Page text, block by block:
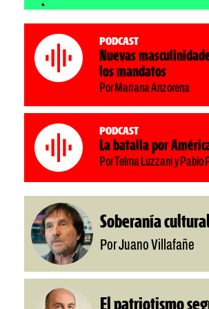
Podcast
Nuevas
los mandatos
Por Mariana Anzorena
Podcast
La batalla por
Por Telma Luzzani y Pablo
Soberanía
Por Juano Villafañe